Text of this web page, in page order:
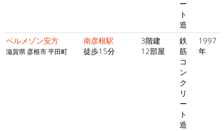
ー
ト
造
ベルメゾン安方
滋賀県 彦根市 平田町
南彦根駅
徒歩15分
3階建
12部屋
鉄
筋
コ
ン
ク
リ
ー
ト
造
1997
年